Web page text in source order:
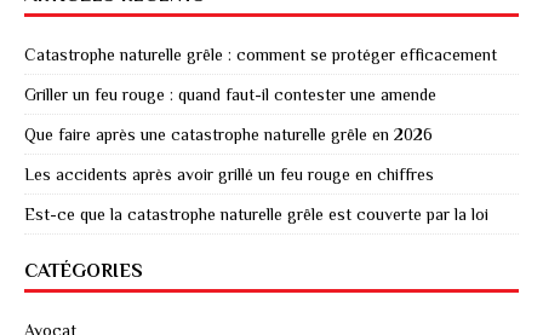
Catastrophe naturelle grêle : comment se protéger efficacement
Griller un feu rouge : quand faut-il contester une amende
Que faire après une catastrophe naturelle grêle en 2026
Les accidents après avoir grillé un feu rouge en chiffres
Est-ce que la catastrophe naturelle grêle est couverte par la loi
CATÉGORIES
Avocat